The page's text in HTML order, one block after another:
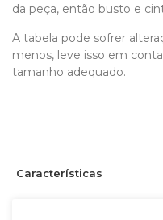
da peça, então busto e
A tabela pode sofrer
menos, leve isso em
tamanho adequado.
Características